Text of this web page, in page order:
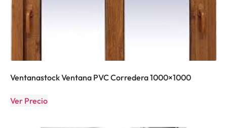
Ventanastock Ventana PVC Corredera 1000×1000
Ver Precio